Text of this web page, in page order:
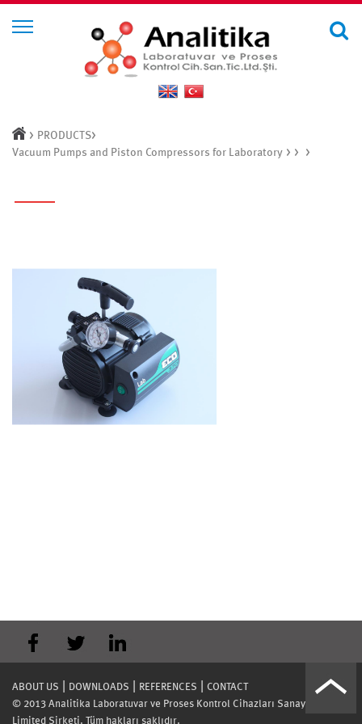
> PRODUCTS>
Vacuum Pumps and Piston Compressors for Laboratory > > >
ABOUT US DOWNLOADS REFERENCES
CONTACT
© 2013 Analitika Laboratuvar ve Proses Kontrol Cihazları Sanayi Ticaret
Limited Şirketi. Tüm hakları saklıdır.